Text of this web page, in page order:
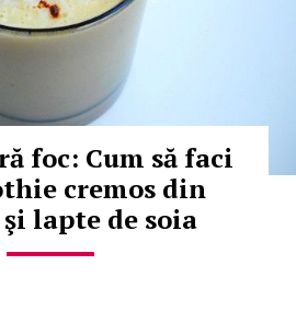
foc: Cum să faci
cremos din
lapte de soia